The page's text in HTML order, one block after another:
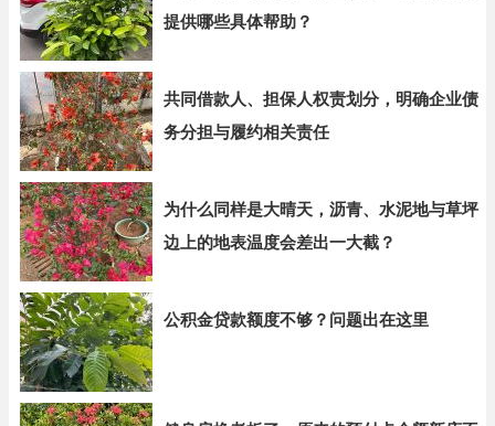
提供哪些具体帮助？
共同借款人、担保人权责划分，明确企业债
务分担与履约相关责任
为什么同样是大晴天，沥青、水泥地与草坪
边上的地表温度会差出一大截？
公积金贷款额度不够？问题出在这里